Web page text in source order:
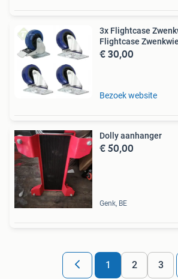
3x Flightcase
Flightcase
€ 30,00
Bezoek website
Dolly aanhanger
€ 50,00
Genk, BE
1 2 3